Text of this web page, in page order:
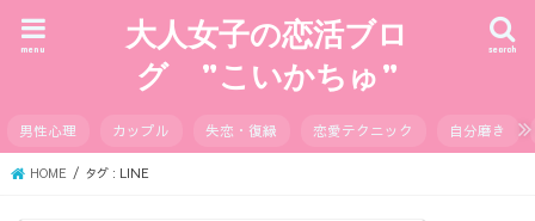
大人女子の恋活ブロ
グ ”こいかちゅ”
search
menu
男性心理 カップル 失恋・復縁 恋愛テクニック 自分磨き
HOME タグ : LINE